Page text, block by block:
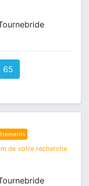
65
de votre recherche